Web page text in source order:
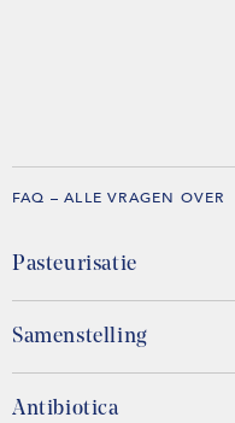
FAQ – ALLE VRAGEN OVER
Pasteurisatie
Samenstelling
Antibiotica